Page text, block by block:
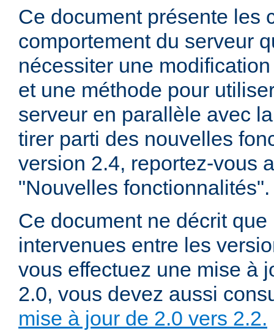
Ce document présente les
comportement du serveur
nécessiter une
et une méthode pour
serveur en parallèle avec
tirer parti des nouvelles
version 2.4, reportez-vous
"Nouvelles fonctionnalités".
Ce document ne décrit
intervenues entre les
vous effectuez une mise à
2.0, vous devez aussi
mise à jour de 2.0 vers 2.2.